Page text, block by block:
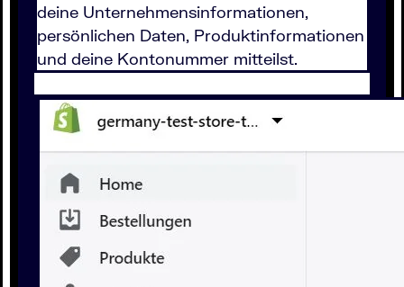
deine Unternehmensinformationen,
persönlichen Daten, Produktinformationen
und deine Kontonummer mitteilst.